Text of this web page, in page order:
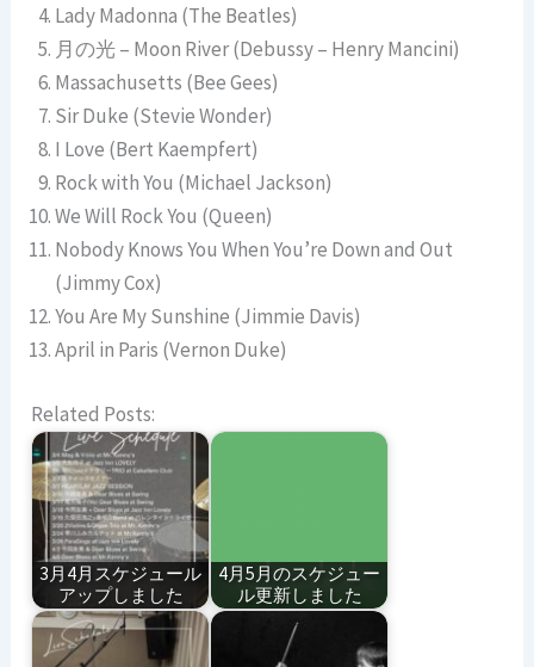
Lady Madonna (The Beatles)
月の光 – Moon River (Debussy – Henry Mancini)
Massachusetts (Bee Gees)
Sir Duke (Stevie Wonder)
I Love (Bert Kaempfert)
Rock with You (Michael Jackson)
We Will Rock You (Queen)
Nobody Knows You When You’re Down and Out
(Jimmy Cox)
You Are My Sunshine (Jimmie Davis)
April in Paris (Vernon Duke)
Related Posts:
3月4月スケジュール
アップしました
4月5月のスケジュー
ル更新しました